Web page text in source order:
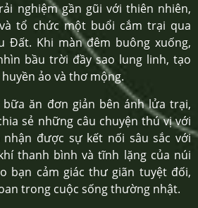
nghiệm gần gũi với thiên nhiên,
tổ chức một buổi cắm trại qua
Đất. Khi màn đêm buông xuống,
bầu trời đầy sao lung linh, tạo
ảo và thơ mộng.
ăn đơn giản bên ánh lửa trại,
sẻ những câu chuyện thú vị với
nhận được sự kết nối sâu sắc với
thanh bình và tĩnh lặng của núi
bạn cảm giác thư giãn tuyệt đối,
trong cuộc sống thường nhật.